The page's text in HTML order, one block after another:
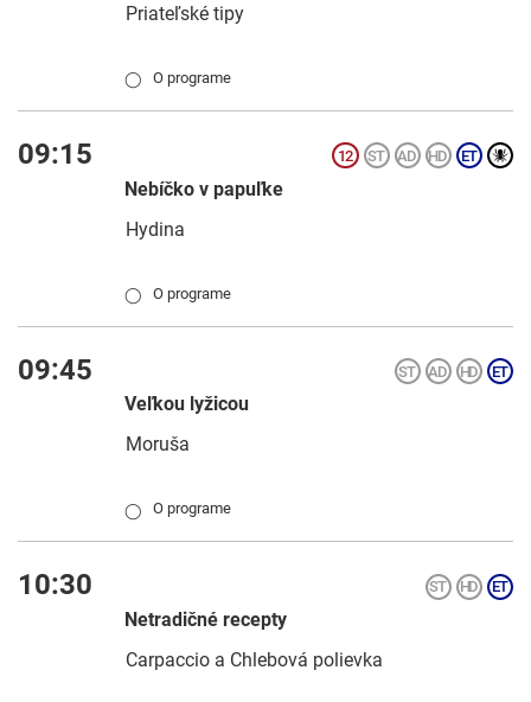
Priateľské tipy
◯ O programe
09:15
Nebíčko v papuľke
Hydina
◯ O programe
09:45
Veľkou lyžicou
Moruša
◯ O programe
10:30
Netradičné recepty
Carpaccio a Chlebová polievka